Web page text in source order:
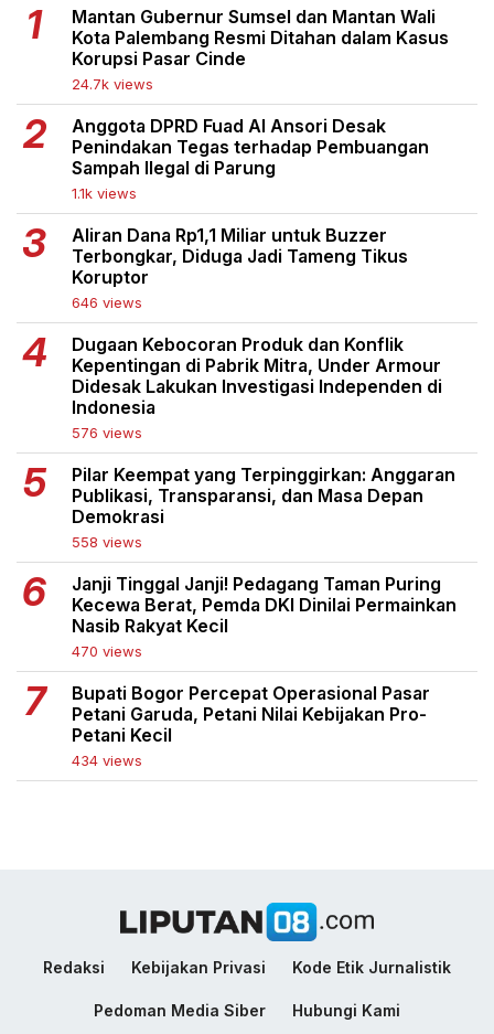
Mantan Gubernur Sumsel dan Mantan Wali
Kota Palembang Resmi Ditahan dalam Kasus
Korupsi Pasar Cinde
24.7k views
Anggota DPRD Fuad Al Ansori Desak
Penindakan Tegas terhadap Pembuangan
Sampah Ilegal di Parung
1.1k views
Aliran Dana Rp1,1 Miliar untuk Buzzer
Terbongkar, Diduga Jadi Tameng Tikus
Koruptor
646 views
Dugaan Kebocoran Produk dan Konflik
Kepentingan di Pabrik Mitra, Under Armour
Didesak Lakukan Investigasi Independen di
Indonesia
576 views
Pilar Keempat yang Terpinggirkan: Anggaran
Publikasi, Transparansi, dan Masa Depan
Demokrasi
558 views
Janji Tinggal Janji! Pedagang Taman Puring
Kecewa Berat, Pemda DKI Dinilai Permainkan
Nasib Rakyat Kecil
470 views
Bupati Bogor Percepat Operasional Pasar
Petani Garuda, Petani Nilai Kebijakan Pro-
Petani Kecil
434 views
Redaksi Kebijakan Privasi Kode Etik Jurnalistik
Pedoman Media Siber Hubungi Kami